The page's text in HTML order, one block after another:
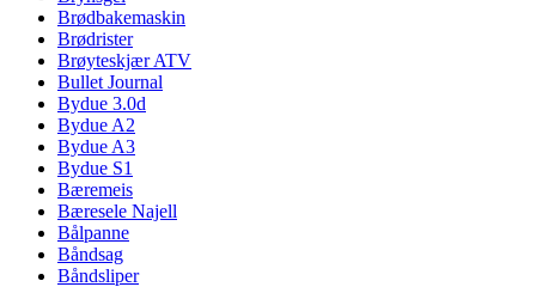
Brødbakemaskin
Brødrister
Brøyteskjær ATV
Bullet Journal
Bydue 3.0d
Bydue A2
Bydue A3
Bydue S1
Bæremeis
Bæresele Najell
Bålpanne
Båndsag
Båndsliper